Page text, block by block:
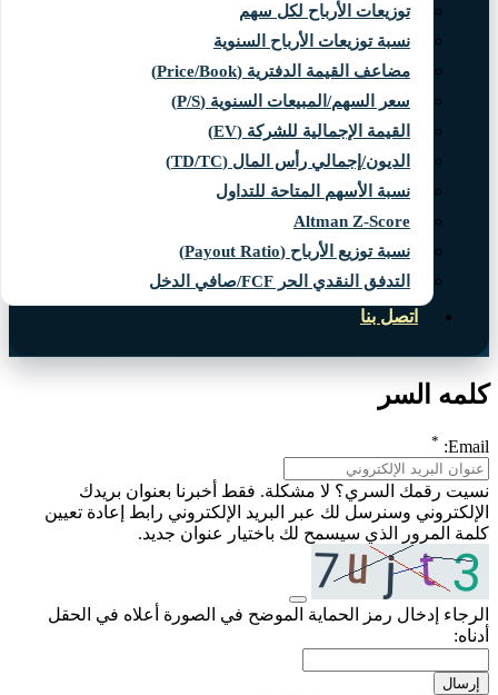
توزيعات الأرباح لكل سهم
نسبة توزيعات الأرباح السنوية
مضاعف القيمة الدفترية (Price/Book)
سعر السهم/المبيعات السنوية (P/S)
القيمة الإجمالية للشركة (EV)
الديون/إجمالي رأس المال (TD/TC)
نسبة الأسهم المتاحة للتداول
Altman Z-Score
نسبة توزيع الأرباح (Payout Ratio)
التدفق النقدي الحر FCF/صافي الدخل
اتصل بنا
كلمه السر
Email:
*
نسيت رقمك السري؟ لا مشكلة. فقط أخبرنا بعنوان بريدك
الإلكتروني وسنرسل لك عبر البريد الإلكتروني رابط إعادة تعيين
كلمة المرور الذي سيسمح لك باختيار عنوان جديد.
الرجاء إدخال رمز الحماية الموضح في الصورة أعلاه في الحقل
أدناه:
إرسال